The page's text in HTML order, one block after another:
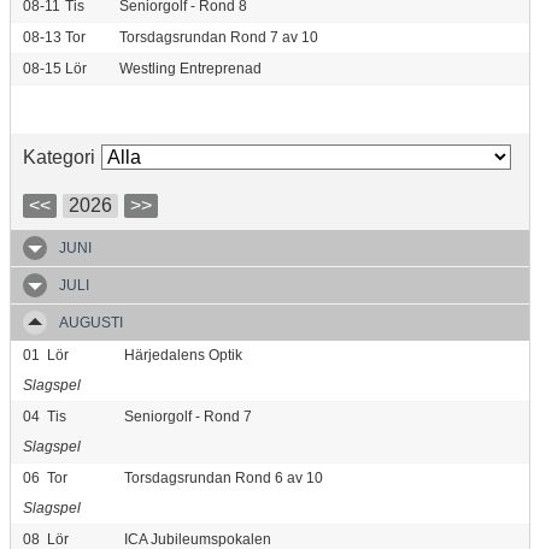
08-11 Tis
Seniorgolf - Rond 8
08-13 Tor
Torsdagsrundan Rond 7 av 10
08-15 Lör Westling Entreprenad
Kategori
<< 2026 >>
JUNI
JULI
AUGUSTI
01
Lör
Härjedalens Optik
Slagspel
04 Tis
Seniorgolf - Rond 7
Slagspel
06 Tor
Torsdagsrundan Rond 6 av 10
Slagspel
08 Lör
ICA Jubileumspokalen